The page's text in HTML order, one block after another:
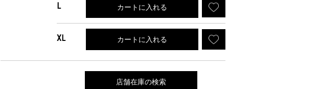
L カートに入れる
XL カートに入れる
店舗在庫の検索